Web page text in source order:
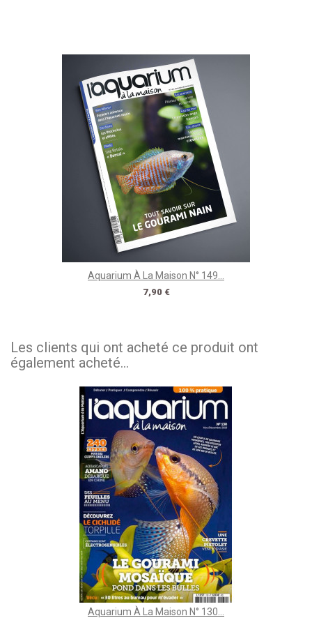
Aquarium À La Maison N° 149...
Prix
7,90 €
Les clients qui ont acheté ce produit ont
également acheté...
Aquarium À La Maison N° 130...